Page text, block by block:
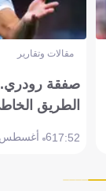
مقالات وتقارير
صفقة
الطريق
17:526 أغسطس 2026